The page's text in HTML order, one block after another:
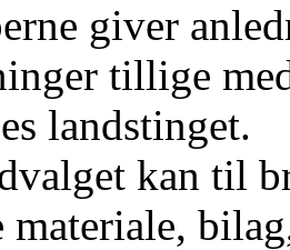
giver
tillige
landstinget.
kan til
materiale,